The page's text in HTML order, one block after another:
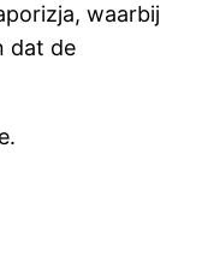
waarbij
dat de